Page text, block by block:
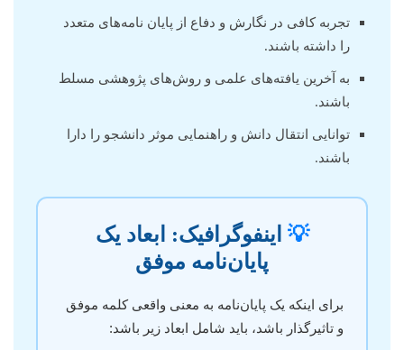
تجربه کافی در نگارش و دفاع از پایان نامه‌های متعدد
را داشته باشند.
به آخرین یافته‌های علمی و روش‌های پژوهشی مسلط
باشند.
توانایی انتقال دانش و راهنمایی موثر دانشجو را دارا
باشند.
💡 اینفوگرافیک: ابعاد یک
پایان‌نامه موفق
برای اینکه یک پایان‌نامه به معنی واقعی کلمه موفق
و تاثیرگذار باشد، باید شامل ابعاد زیر باشد: